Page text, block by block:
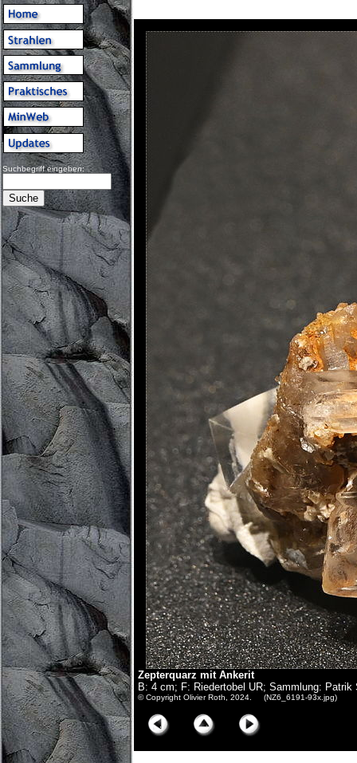
Suchbegriff eingeben:
Zepterquarz mit Ankerit
B: 4 cm; F: Riedertobel UR; Sammlung: Patrik
© Copyright Olivier Roth, 2024. (NZ6_6191-93x.jpg)